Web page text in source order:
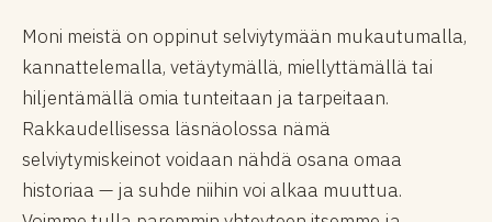
Moni meistä on oppinut selviytymään mukautumalla,
kannattelemalla, vetäytymällä, miellyttämällä tai
hiljentämällä omia tunteitaan ja tarpeitaan.
Rakkaudellisessa läsnäolossa nämä
selviytymiskeinot voidaan nähdä osana omaa
historiaa — ja suhde niihin voi alkaa muuttua.